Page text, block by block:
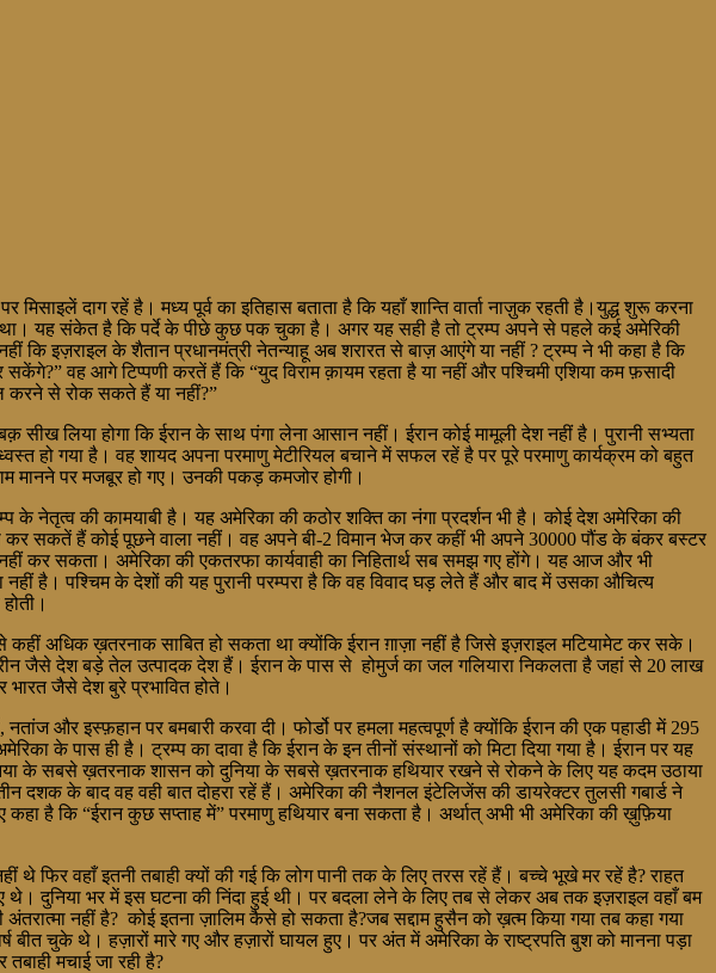
दाग रहें है। मध्य पूर्व का इतिहास बताता है कि यहाँ शान्ति वार्ता नाज़ुक रहती है।युद्ध शुरू करना
यह संकेत है कि पर्दे के पीछे कुछ पक चुका है। अगर यह सही है तो ट्रम्प अपने से पहले कई अमेरिकी
कि इज़राइल के शैतान प्रधानमंत्री नेतन्याहू अब शरारत से बाज़ आएंगे या नहीं ? ट्रम्प ने भी कहा है कि
वह आगे टिप्पणी करतें हैं कि “युद विराम क़ायम रहता है या नहीं और पश्चिमी एशिया कम फ़सादी
करने से रोक सकते हैं या नहीं?”
सीख लिया होगा कि ईरान के साथ पंगा लेना आसान नहीं। ईरान कोई मामूली देश नहीं है। पुरानी सभ्यता
गया है। वह शायद अपना परमाणु मेटीरियल बचाने में सफल रहें है पर पूरे परमाणु कार्यक्रम को बहुत
मानने पर मजबूर हो गए। उनकी पकड़ कमजोर होगी।
के नेतृत्व की कामयाबी है। यह अमेरिका की कठोर शक्ति का नंगा प्रदर्शन भी है। कोई देश अमेरिका की
कर सकतें हैं कोई पूछने वाला नहीं। वह अपने बी-2 विमान भेज कर कहीं भी अपने 30000 पौंड के बंकर बस्टर
कर सकता। अमेरिका की एकतरफा कार्यवाही का निहितार्थ सब समझ गए होंगे। यह आज और भी
है। पश्चिम के देशों की यह पुरानी परम्परा है कि वह विवाद घड़ लेते हैं और बाद में उसका औचित्य
कहीं अधिक ख़तरनाक साबित हो सकता था क्योंकि ईरान ग़ाज़ा नहीं है जिसे इज़राइल मटियामेट कर सके।
जैसे देश बड़े तेल उत्पादक देश हैं। ईरान के पास से होमुर्ज का जल गलियारा निकलता है जहां से 20 लाख
जैसे देश बुरे प्रभावित होते।
और इस्फ़हान पर बमबारी करवा दी। फोर्डो पर हमला महत्वपूर्ण है क्योंकि ईरान की एक पहाडी में 295
के पास ही है। ट्रम्प का दावा है कि ईरान के इन तीनों संस्थानों को मिटा दिया गया है। ईरान पर यह
के सबसे ख़तरनाक शासन को दुनिया के सबसे ख़तरनाक हथियार रखने से रोकने के लिए यह कदम उठाया
दशक के बाद वह वही बात दोहरा रहें हैं। अमेरिका की नैशनल इंटेलिजेंस की डायरेक्टर तुलसी गबार्ड ने
है कि “ईरान कुछ सप्ताह में” परमाणु हथियार बना सकता है। अर्थात् अभी भी अमेरिका की ख़ुफ़िया
थे फिर वहाँ इतनी तबाही क्यों की गई कि लोग पानी तक के लिए तरस रहें हैं। बच्चे भूखे मर रहें है? राहत
थे। दुनिया भर में इस घटना की निंदा हुई थी। पर बदला लेने के लिए तब से लेकर अब तक इज़राइल वहाँ बम
नहीं है? कोई इतना ज़ालिम कैसे हो सकता है?जब सद्दाम हुसैन को ख़त्म किया गया तब कहा गया
चुके थे। हज़ारों मारे गए और हज़ारों घायल हुए। पर अंत में अमेरिका के राष्ट्रपति बुश को मानना पड़ा
मचाई जा रही है?